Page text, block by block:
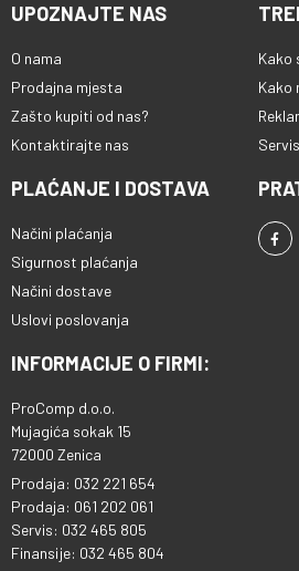
UPOZNAJTE NAS
O nama
Prodajna mjesta
Zašto kupiti od nas?
Kontaktirajte nas
Kako
Kako
Servis
PLAĆANJE I DOSTAVA
Načini plaćanja
Sigurnost plaćanja
Načini dostave
Uslovi poslovanja
INFORMACIJE O FIRMI:
ProComp d.o.o.
Mujagića sokak 15
72000 Zenica
Prodaja: 032 221 654
Prodaja: 061 202 061
Servis: 032 465 805
Finansije: 032 465 804